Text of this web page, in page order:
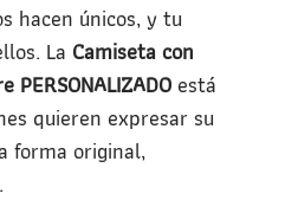
hacen únicos, y tu
La Camiseta con
está
quieren expresar su
forma original,